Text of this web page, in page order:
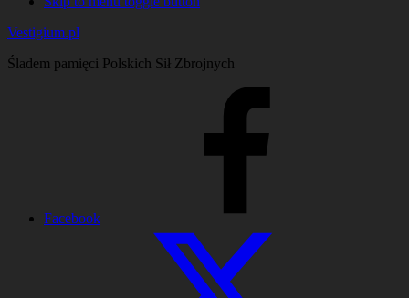
Vestigium.pl
Śladem pamięci Polskich Sił Zbrojnych
Facebook